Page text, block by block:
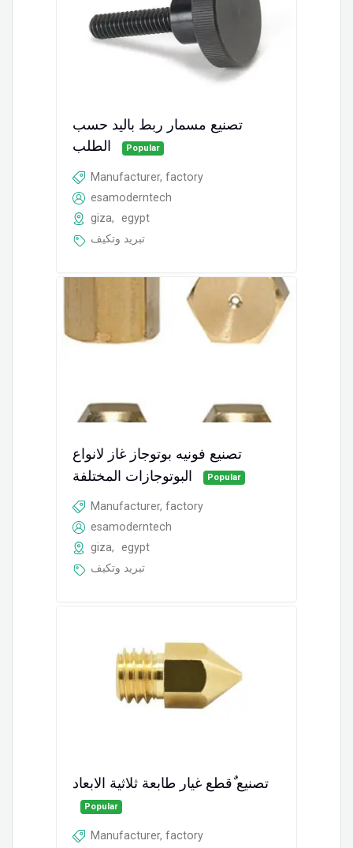
تصنيع مسمار ربط باليد حسب
الطلب
Popular
Manufacturer, factory
esamoderntech
giza,
egypt
تبريد وتكيف
تصنيع فونيه بوتوجاز غاز لانواع
البوتوجازات المختلفة
Popular
Manufacturer, factory
esamoderntech
giza,
egypt
تبريد وتكيف
تصنيع ٌقطع غيار طابعة ثلاثية الابعاد
Popular
Manufacturer, factory